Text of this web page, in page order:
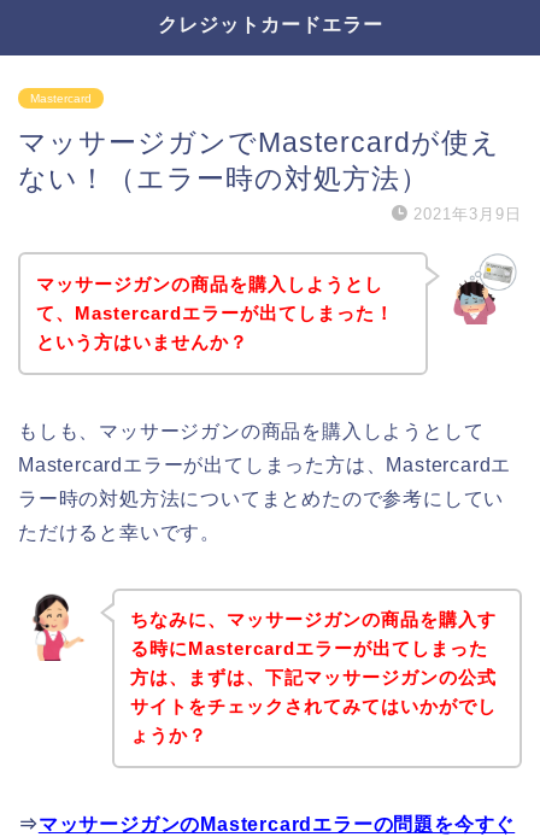
クレジットカードエラー
Mastercard
マッサージガンでMastercardが使え
ない！（エラー時の対処方法）
2021年3月9日
マッサージガンの商品を購入しようとし
て、Mastercardエラーが出てしまった！
という方はいませんか？
もしも、マッサージガンの商品を購入しようとして
Mastercardエラーが出てしまった方は、Mastercardエ
ラー時の対処方法についてまとめたので参考にしてい
ただけると幸いです。
ちなみに、マッサージガンの商品を購入す
る時にMastercardエラーが出てしまった
方は、まずは、下記マッサージガンの公式
サイトをチェックされてみてはいかがでし
ょうか？
⇒マッサージガンのMastercardエラーの問題を今すぐ